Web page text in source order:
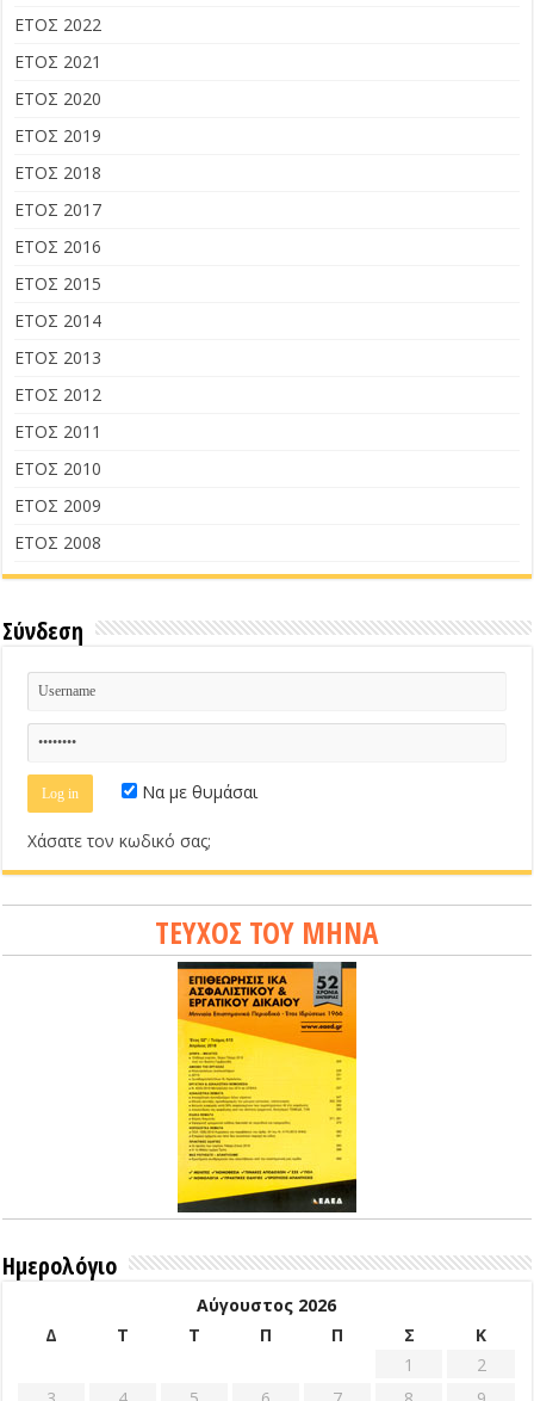
ΕΤΟΣ 2022
ΕΤΟΣ 2021
ΕΤΟΣ 2020
ΕΤΟΣ 2019
ΕΤΟΣ 2018
ΕΤΟΣ 2017
ΕΤΟΣ 2016
ΕΤΟΣ 2015
ΕΤΟΣ 2014
ΕΤΟΣ 2013
ΕΤΟΣ 2012
ΕΤΟΣ 2011
ΕΤΟΣ 2010
ΕΤΟΣ 2009
ΕΤΟΣ 2008
Σύνδεση
Να με θυμάσαι
Χάσατε τον κωδικό σας;
ΤΕΥΧΟΣ ΤΟΥ ΜΗΝΑ
Ημερολόγιο
Αύγουστος 2026
Δ
Τ Τ Π Π Σ
Κ
1
2